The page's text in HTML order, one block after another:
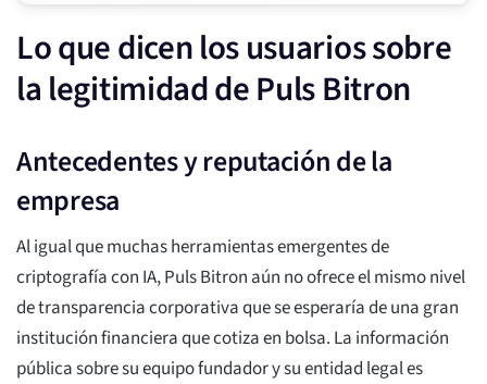
Lo que dicen los usuarios sobre
la legitimidad de Puls Bitron
Antecedentes y reputación de la
empresa
Al igual que muchas herramientas emergentes de
criptografía con IA, Puls Bitron aún no ofrece el mismo nivel
de transparencia corporativa que se esperaría de una gran
institución financiera que cotiza en bolsa. La información
pública sobre su equipo fundador y su entidad legal es